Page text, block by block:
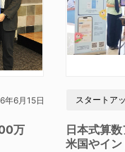
年6月15日
万
スタートア
日本式算
米国やイ